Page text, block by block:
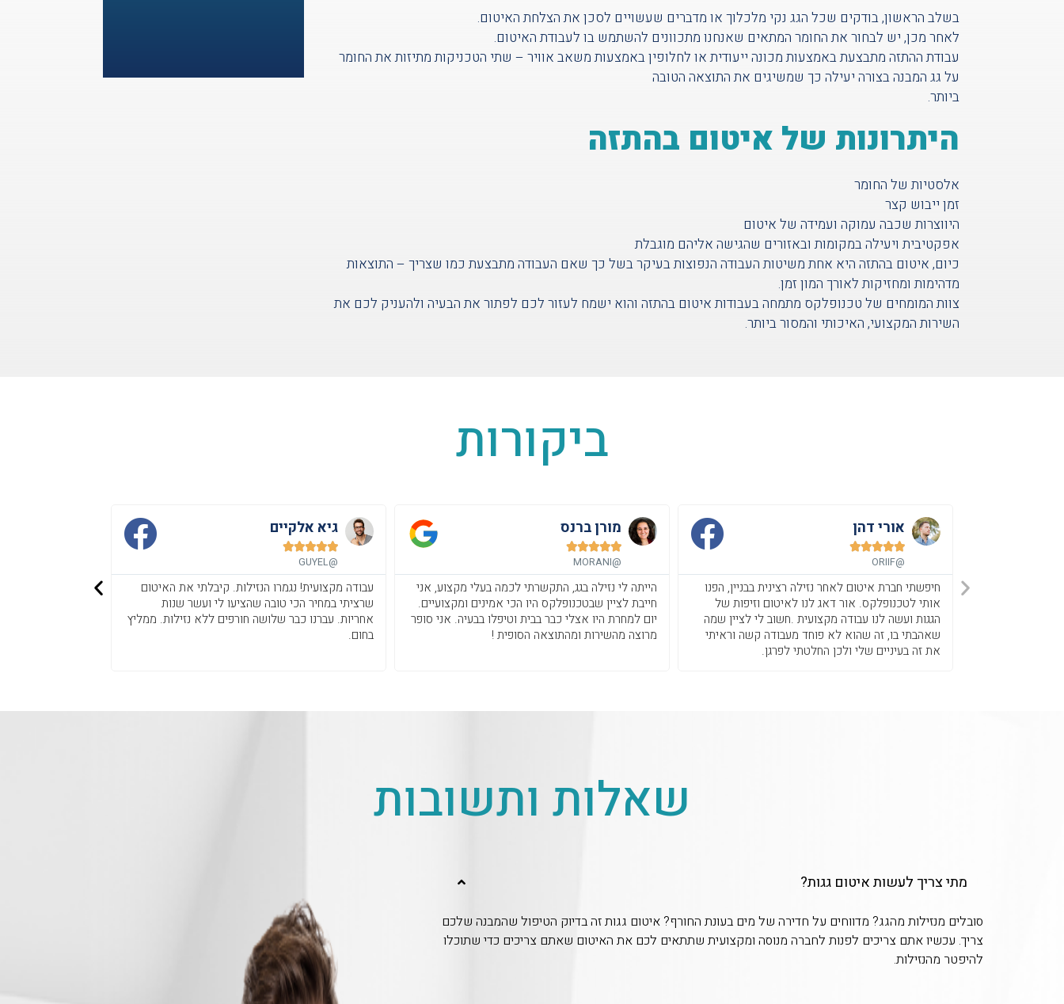
בשלב הראשון, בודקים שכל הגג נקי מלכלוך או מדברים שעשויים לסכן את הצלחת האיטום.
לאחר מכן, יש לבחור את החומר המתאים שאנחנו מתכוונים להשתמש בו לעבודת האיטום.
עבודת ההתזה מתבצעת באמצעות מכונה ייעודית או לחלופין באמצעות משאב אוויר – שתי הטכניקות מתיזות את החומר
על גג המבנה בצורה יעילה כך שמשיגים את התוצאה הטובה
ביותר.
היתרונות של איטום בהתזה
אלסטיות של החומר
זמן ייבוש קצר
היווצרות שכבה עמוקה ועמידה של איטום
אפקטיבית ויעילה במקומות ובאזורים שהגישה אליהם מוגבלת
כיום, איטום בהתזה היא אחת משיטות העבודה הנפוצות בעיקר בשל כך שאם העבודה מתבצעת כמו שצריך – התוצאות
מדהימות ומחזיקות לאורך המון זמן.
צוות המומחים של טכנופלקס מתמחה בעבודות איטום בהתזה והוא ישמח לעזור לכם לפתור את הבעיה ולהעניק לכם את
השירות המקצועי, האיכותי והמסור ביותר.
ביקורות
אורי דהן





@ORIIF
חיפשתי חברת איטום לאחר נזילה רצינית בבניין, הפנו
אותי לטכנופלקס. אור דאג לנו לאיטום וזיפות של
הגגות ועשה לנו עבודה מקצועית .חשוב לי לציין שמה
שאהבתי בו, זה שהוא לא פוחד מעבודה קשה וראיתי
את זה בעיניים שלי ולכן החלטתי לפרגן.
מורן ברנס





@MORANI
הייתה לי נזילה בגג, התקשרתי לכמה בעלי מקצוע, אני
חייבת לציין שבטכנופלקס היו הכי אמינים ומקצועיים.
יום למחרת היו אצלי כבר בבית וטיפלו בבעיה. אני סופר
מרוצה מהשירות ומהתוצאה הסופית !
גיא אלקיים





@GUYEL
עבודה מקצועית! נגמרו הנזילות. קיבלתי את האיטום
שרציתי במחיר הכי טובה שהציעו לי ועשר שנות
אחריות. עברנו כבר שלושה חורפים ללא נזילות. ממליץ
בחום.
שאלות ותשובות
מתי צריך לעשות איטום גגות?
סובלים מנזילות מהגג? מדווחים על חדירה של מים בעונת החורף? איטום גגות זה בדיוק הטיפול שהמבנה שלכם
צריך. עכשיו אתם צריכים לפנות לחברה מנוסה ומקצועית שתתאים לכם את האיטום שאתם צריכים כדי שתוכלו
להיפטר מהנזילות.